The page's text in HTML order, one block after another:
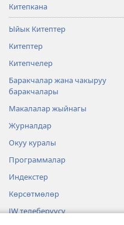
Китепкана
Ыйык Китептер
Китептер
Китепчелер
Баракчалар жана чакыруу
баракчалары
Макалалар жыйнагы
Журналдар
Окуу куралы
Программалар
Индекстер
Көрсөтмөлөр
JW телеберүүсү